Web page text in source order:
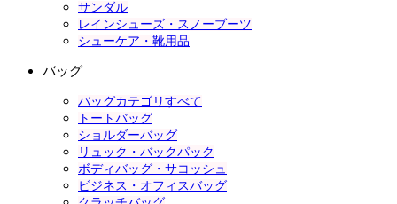
サンダル
レインシューズ・スノーブーツ
シューケア・靴用品
バッグ
バッグカテゴリすべて
トートバッグ
ショルダーバッグ
リュック・バックパック
ボディバッグ・サコッシュ
ビジネス・オフィスバッグ